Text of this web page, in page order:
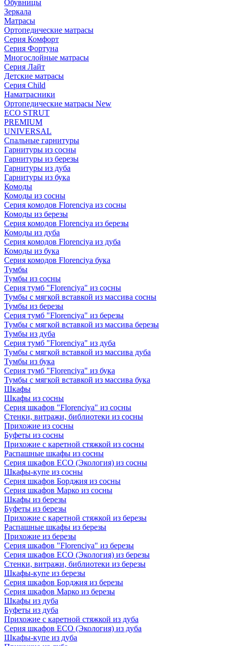
Обувницы
Зеркала
Матрасы
Ортопедические матрасы
Серия Комфорт
Серия Фортуна
Многослойные матрасы
Серия Лайт
Детские матрасы
Серия Child
Наматрасники
Ортопедические матрасы New
ECO STRUT
PREMIUM
UNIVERSAL
Спальные гарнитуры
Гарнитуры из сосны
Гарнитуры из березы
Гарнитуры из дуба
Гарнитуры из бука
Комоды
Комоды из сосны
Серия комодов Florenciya из сосны
Комоды из березы
Серия комодов Florenciya из березы
Комоды из дуба
Серия комодов Florenciya из дуба
Комоды из бука
Серия комодов Florenciya бука
Тумбы
Тумбы из сосны
Серия тумб "Florenciya" из сосны
Тумбы с мягкой вставкой из массива сосны
Тумбы из березы
Серия тумб "Florenciya" из березы
Тумбы с мягкой вставкой из массива березы
Тумбы из дуба
Серия тумб "Florenciya" из дуба
Тумбы с мягкой вставкой из массива дуба
Тумбы из бука
Серия тумб "Florenciya" из бука
Тумбы с мягкой вставкой из массива бука
Шкафы
Шкафы из сосны
Серия шкафов "Florenciya" из сосны
Стенки, витражи, библиотеки из сосны
Прихожие из сосны
Буфеты из сосны
Прихожие с каретной стяжкой из сосны
Распашные шкафы из сосны
Серия шкафов ECO (Экология) из сосны
Шкафы-купе из сосны
Серия шкафов Борджия из сосны
Серия шкафов Марко из сосны
Шкафы из березы
Буфеты из березы
Прихожие с каретной стяжкой из березы
Распашные шкафы из березы
Прихожие из березы
Серия шкафов "Florenciya" из березы
Серия шкафов ECO (Экология) из березы
Стенки, витражи, библиотеки из березы
Шкафы-купе из березы
Серия шкафов Борджия из березы
Серия шкафов Марко из березы
Шкафы из дуба
Буфеты из дуба
Прихожие с каретной стяжкой из дуба
Серия шкафов ECO (Экология) из дуба
Шкафы-купе из дуба